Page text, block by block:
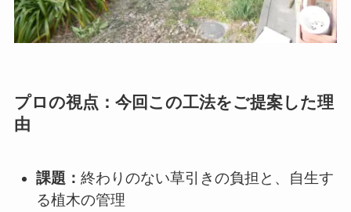
プロの視点：今回この工法をご提案した理
由
課題：終わりのない草引きの負担と、自生す
る植木の管理